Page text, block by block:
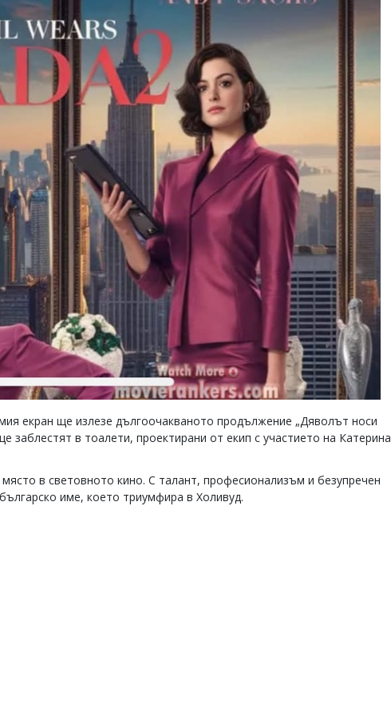
екран ще излезе дългоочакваното продължение „Дяволът носи
заблестят в тоалети, проектирани от екип с участието на Катерина
в световното кино. С талант, професионализъм и безупречен
име, което триумфира в Холивуд.